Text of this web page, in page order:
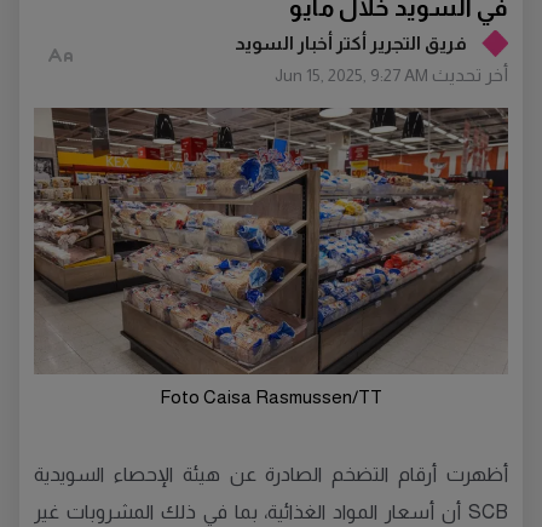
فريق التجرير أكتر أخبار السويد
أخر تحديث Jun 15, 2025, 9:27 AM
في السويد خلال مايو
Foto Caisa Rasmussen/TT
أظهرت أرقام التضخم الصادرة عن هيئة الإحصاء السويدية
SCB أن أسعار المواد الغذائية، بما في ذلك المشروبات غير